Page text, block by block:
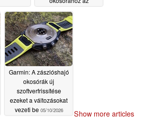
élettartamának becsült
javulásával
Garmin: A zászlóshajó
okosórák új
szoftverfrissítése
ezeket a változásokat
vezeti be 05/10/2026 Show more articles